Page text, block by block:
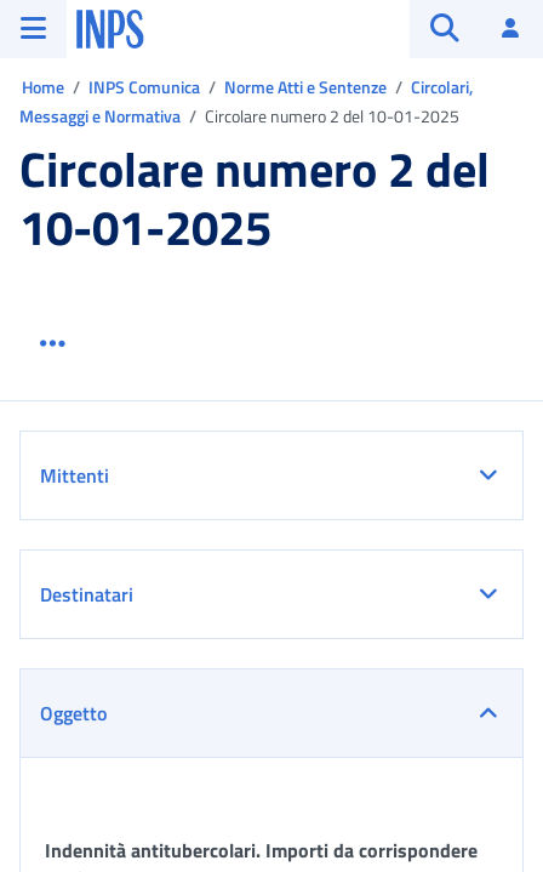
Vai al menu principale
Vai al contenuto principale
Vai al pie' di pagina
INPS ()
Home INPS Comunica Norme Atti e Sentenze
Circolari,
Messaggi e Normativa
Circolare numero 2 del 10-01-2025
Circolare numero 2 del
10-01-2025
Mittenti
Destinatari
Oggetto
Indennità antitubercolari. Importi da corrispondere